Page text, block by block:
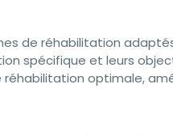
de réhabilitation
spécifique et leurs
réhabilitation optimale,